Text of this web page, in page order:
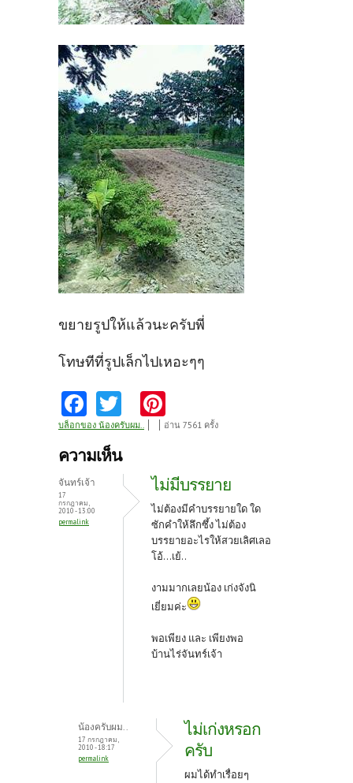
ขยายรูปให้แล้วนะครับพี่
โทษทีที่รูปเล็กไปเหอะๆๆ
Fa
ce
b
o
o
k
w
itt
er
nt
es
t
บล็อกของ น้องครับผม.. อ่าน 7561 ครั้ง
ความเห็น
จันทร์เจ้า
17
กรกฎาคม,
2010 - 13:00
permalink
ไม่มีบรรยาย
ไม่ต้องมีคำบรรยายใด ใด
ซักคำให้ลึกซึ้ง ไม่ต้อง
บรรยายอะไรให้สวยเลิศเลอ
โอ้...เย้..
งามมากเลยน้อง เก่งจังนิ
เยี่ยมค่ะ
พอเพียง และ เพียงพอ
บ้านไร่จันทร์เจ้า
น้องครับผม..
17 กรกฎาคม,
2010 - 18:17
permalink
ไม่เก่งหรอก
ครับ
ผมได้ทำเรื่อยๆ